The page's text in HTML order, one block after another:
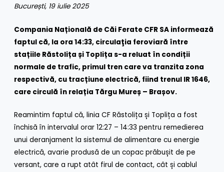
București, 19 iulie 2025
Compania Națională de Căi Ferate CFR SA informează
faptul că, la ora 14:33, circulaţia feroviară între
stațiile Răstolița și Toplița s-a reluat în condiții
normale de trafic, primul tren care va tranzita zona
respectivă, cu tracțiune electrică, fiind trenul IR 1646,
care circulă în relația Tărgu Mureș – Brașov.
Reamintim faptul că, linia CF Răstolița și Toplița a fost
închisă în intervalul orar 12:27 – 14:33 pentru remedierea
unui deranjament la sistemul de alimentare cu energie
electrică, avarie produsă de un copac prăbușit de pe
versant, care a rupt atât firul de contact, cât și cablul